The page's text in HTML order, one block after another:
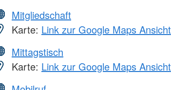
Mitgliedschaft
Karte: Link zur Google Maps Ansicht
Mittagstisch
Karte: Link zur Google Maps Ansicht